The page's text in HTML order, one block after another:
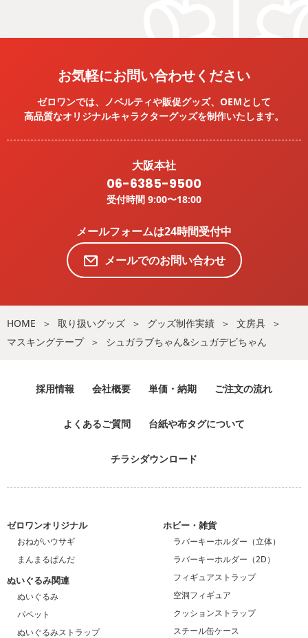
お気軽にお問い合わせください
ゼロワンでは、ノベルティや販促グッズ、OEMとして
高品質なオリジナルキャラクターグッズを制作いたします。
大阪本社
06-6385-9500
受付時間 9:00〜18:00
メールフォームは24時間受付中
メールでのお問い合わせ
HOME 取り扱いグッズ グッズ制作実績
文房具
マスキングテープ
シュガラブちゃん&シュガデビちゃん
採用情報 会社概要 単価・納期 ご注文の流れ
よくあるご質問 台紙や布タグについて
チラシダウンロード
ゼロワンオリジナル
おねがいウサギ
まんまるぱんだ
ぬいぐるみ関連
ぬいぐるみ
パペット
ぬいぐるみストラップ
ホビー・雑貨
ラバーキーホルダー（立体）
ラバーキーホルダー（2D）
フィギュアストラップ
空洞フィギュア
クッションストラップ
スチール缶ケース